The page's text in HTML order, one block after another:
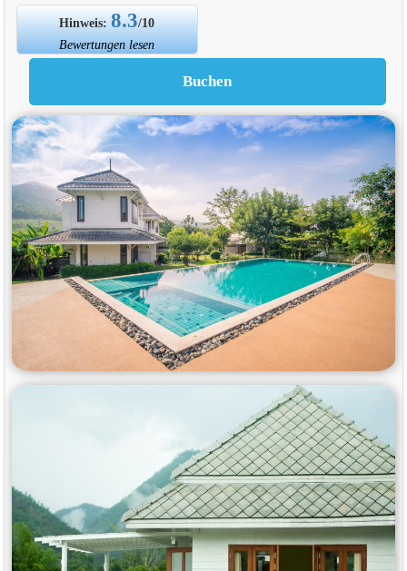
Hinweis:8.3/10
Bewertungen lesen